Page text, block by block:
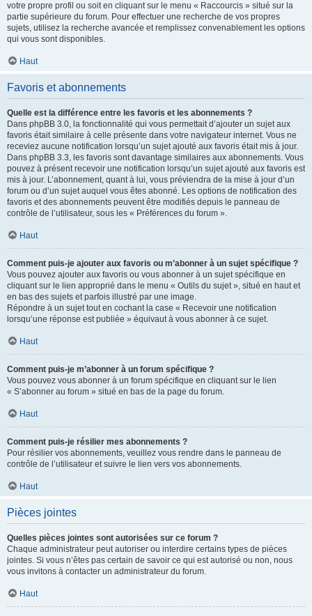
votre propre profil ou soit en cliquant sur le menu « Raccourcis » situé sur la
partie supérieure du forum. Pour effectuer une recherche de vos propres
sujets, utilisez la recherche avancée et remplissez convenablement les options
qui vous sont disponibles.
Haut
Favoris et abonnements
Quelle est la différence entre les favoris et les abonnements ?
Dans phpBB 3.0, la fonctionnalité qui vous permettait d’ajouter un sujet aux
favoris était similaire à celle présente dans votre navigateur internet. Vous ne
receviez aucune notification lorsqu’un sujet ajouté aux favoris était mis à jour.
Dans phpBB 3.3, les favoris sont davantage similaires aux abonnements. Vous
pouvez à présent recevoir une notification lorsqu’un sujet ajouté aux favoris est
mis à jour. L’abonnement, quant à lui, vous préviendra de la mise à jour d’un
forum ou d’un sujet auquel vous êtes abonné. Les options de notification des
favoris et des abonnements peuvent être modifiés depuis le panneau de
contrôle de l’utilisateur, sous les « Préférences du forum ».
Haut
Comment puis-je ajouter aux favoris ou m’abonner à un sujet spécifique ?
Vous pouvez ajouter aux favoris ou vous abonner à un sujet spécifique en
cliquant sur le lien approprié dans le menu « Outils du sujet », situé en haut et
en bas des sujets et parfois illustré par une image.
Répondre à un sujet tout en cochant la case « Recevoir une notification
lorsqu’une réponse est publiée » équivaut à vous abonner à ce sujet.
Haut
Comment puis-je m’abonner à un forum spécifique ?
Vous pouvez vous abonner à un forum spécifique en cliquant sur le lien
« S’abonner au forum » situé en bas de la page du forum.
Haut
Comment puis-je résilier mes abonnements ?
Pour résilier vos abonnements, veuillez vous rendre dans le panneau de
contrôle de l’utilisateur et suivre le lien vers vos abonnements.
Haut
Pièces jointes
Quelles pièces jointes sont autorisées sur ce forum ?
Chaque administrateur peut autoriser ou interdire certains types de pièces
jointes. Si vous n’êtes pas certain de savoir ce qui est autorisé ou non, nous
vous invitons à contacter un administrateur du forum.
Haut